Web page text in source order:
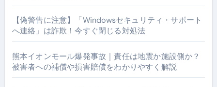
【偽警告に注意】「Windowsセキュリティ・サポート
へ連絡」は詐欺！今すぐ閉じる対処法
熊本イオンモール爆発事故｜責任は地震か施設側か？
被害者への補償や損害賠償をわかりやすく解説